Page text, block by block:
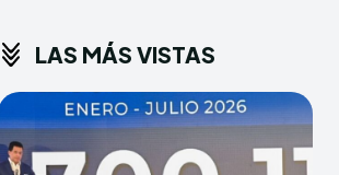
LAS MÁS VISTAS